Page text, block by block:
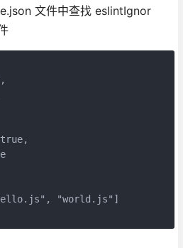
文件中查找 eslintIgnor
"world.js"]